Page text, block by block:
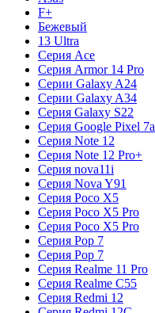
F+
Бежевый
13 Ultra
Серия Ace
Серия Armor 14 Pro
Серии Galaxy A24
Серии Galaxy A34
Серия Galaxy S22
Серия Google Pixel 7a
Серия Note 12
Серия Note 12 Pro+
Серия nova11i
Серия Nova Y91
Серия Poco X5
Серия Poco X5 Pro
Серия Poco X5 Pro
Серия Pop 7
Серия Pop 7
Серия Realme 11 Pro
Серия Realme C55
Серия Redmi 12